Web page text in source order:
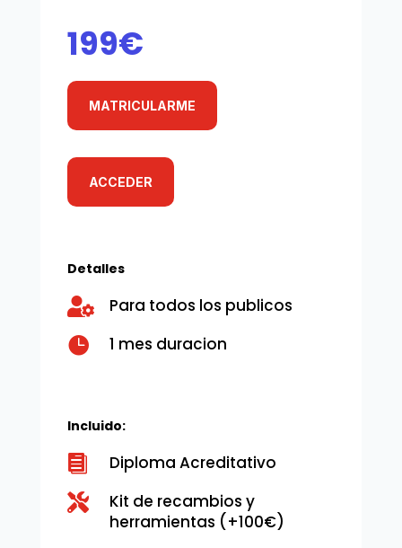
199€
MATRICULARME
ACCEDER
Detalles
 Para todos los publicos
 1 mes duracion
Incluido:

Diploma Acreditativo

Kit de recambios y
herramientas (+100€)